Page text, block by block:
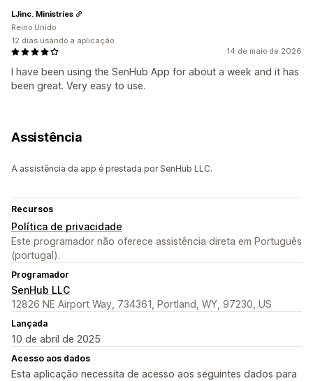
14 de maio de 2026
I have been using the SenHub App for about a week and it has
been great. Very easy to use.
LJinc. Ministries
Reino Unido
12 dias usando a aplicação
Assistência
A assistência da app é prestada por SenHub LLC.
Recursos
Política de privacidade
Este programador não oferece assistência direta em Português
(portugal).
Programador
SenHub LLC
12826 NE Airport Way, 734361, Portland, WY, 97230, US
Lançada
10 de abril de 2025
Acesso aos dados
Esta aplicação necessita de acesso aos seguintes dados para